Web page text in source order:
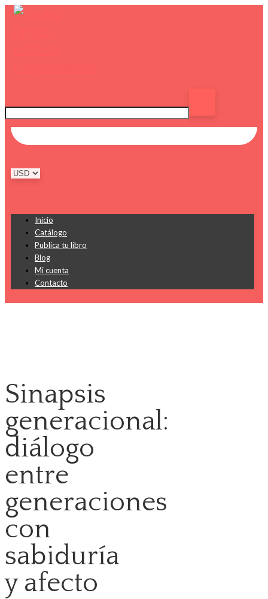
Inicio
Catálogo
Publica tu libro
Blog
Mi cuenta
Contacto
Sinapsis
generacional:
diálogo
entre
generaciones
con
sabiduría
y afecto